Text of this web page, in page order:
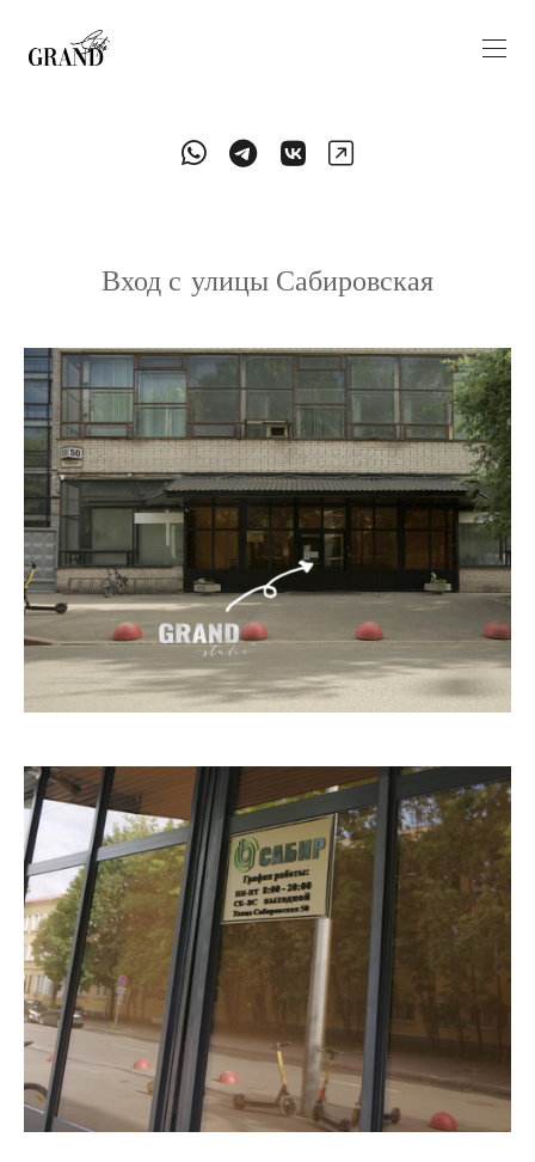
Вход с улицы Сабировская